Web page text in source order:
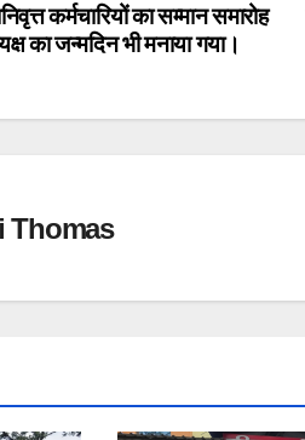
कर्मचारियों का सम्मान समारोह
का जन्मदिन भी मनाया गया।
Thomas